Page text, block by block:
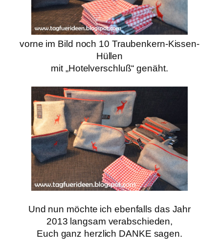
vorne im Bild noch 10 Traubenkern-Kissen-
Hüllen
mit „Hotelverschluß“ genäht.
Und nun möchte ich ebenfalls das Jahr
2013 langsam verabschieden,
Euch ganz herzlich DANKE sagen.